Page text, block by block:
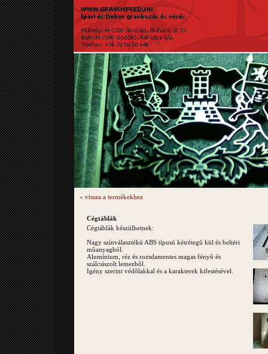
« vissza a termékekhez
Cégtáblák
Cégtáblák készülhetnek:
Nagy színválasztékú ABS típusú kétrétegû kül és beltéri
mûanyagból.
Alumínium, réz és rozsdamentes magas fényû és
szálcsiszolt lemezbõl.
Igény szerint védõlakkal és a karakterek kifestésével.